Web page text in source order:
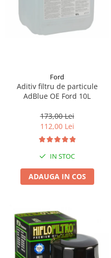
Ford
Aditiv filtru de particule
AdBlue OE Ford 10L
173,00 Lei
112,00 Lei
IN STOC
ADAUGA IN COS